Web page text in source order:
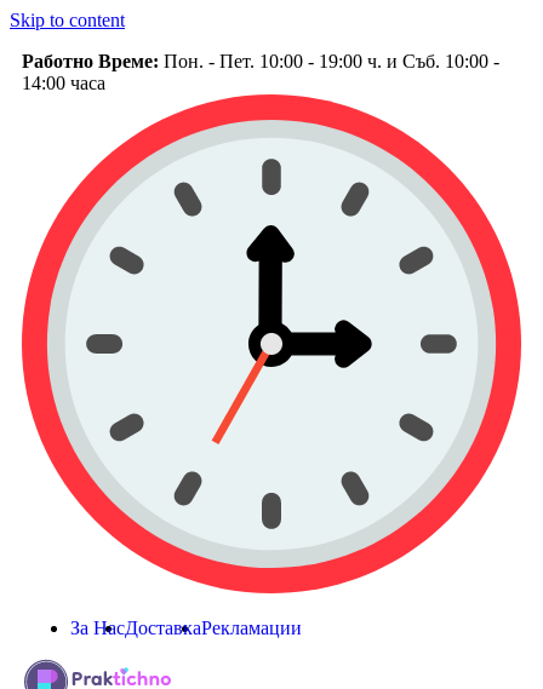
Skip to content
Работно Време: Пон. - Пет. 10:00 - 19:00 ч. и Съб. 10:00 -
14:00 часа
За НасДоставкаРекламации